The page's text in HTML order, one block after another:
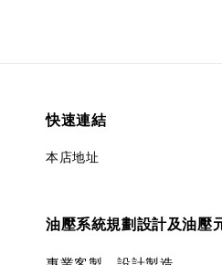
快速連結
本店地址
油壓系統規劃設計及油壓